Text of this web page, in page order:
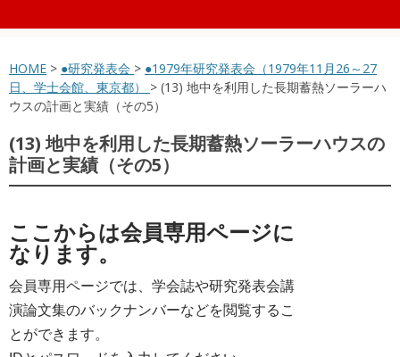
HOME > ●研究発表会 > ●1979年研究発表会（1979年11月26～27
日、学士会館、東京都） > (13) 地中を利用した長期蓄熱ソーラーハ
ウスの計画と実績（その5）
(13) 地中を利用した長期蓄熱ソーラーハウスの
計画と実績（その5）
ここからは会員専用ページに
なります。
会員専用ページでは、学会誌や研究発表会講
演論文集のバックナンバーなどを閲覧するこ
とができます。